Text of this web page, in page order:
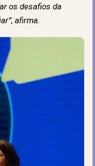
os desafios da
afirma.